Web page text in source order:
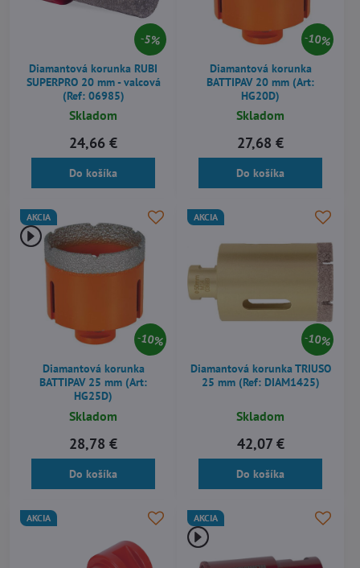
5%
Diamantová korunka RUBI
SUPERPRO 20 mm - valcová
(Ref: 06985)
Skladom
24,66 €
Do košíka
10%
Diamantová korunka
BATTIPAV 20 mm (Art:
HG20D)
Skladom
27,68 €
Do košíka
10%
AKCIA
Diamantová korunka
BATTIPAV 25 mm (Art:
HG25D)
Skladom
28,78 €
Do košíka
10%
AKCIA
Diamantová korunka TRIUSO
25 mm (Ref: DIAM1425)
Skladom
42,07 €
Do košíka
AKCIA AKCIA